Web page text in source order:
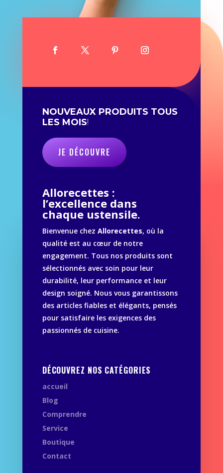
NOUVEAUX PRODUITS TOUS
LES MOIS!
JE DÉCOUVRE
Allorecettes :
l’excellence dans
chaque ustensile.
Bienvenue chez Allorecettes, où la
qualité est au cœur de notre
engagement. Tous nos produits sont
sélectionnés avec soin pour leur
durabilité, leur performance et leur
design soigné. Nous vous garantissons
des articles fiables et élégants, pensés
pour satisfaire les exigences des
passionnés de cuisine.
DÉCOUVREZ NOS CATÉGORIES
accueil
Blog
Comprendre
Service
Boutique
Contact